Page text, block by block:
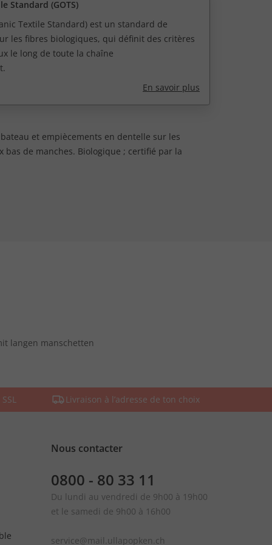
Standard (GOTS)
Textile Standard) est un standard de
les fibres biologiques, qui définit des critères
le long de toute la chaîne
En savoir plus
et empiècements en dentelle sur les
bas de manches. Biologique ; certifié par la
langen manschetten
Livraison à l’adresse de ton choix
Nous contacter
0800 - 80 33 11
Du lundi au vendredi de 9h00 à 19h00
et le samedi de 9h00 à 16h00
service@mail.ullapopken.ch